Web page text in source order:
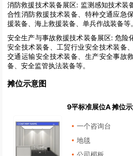
消防救援技术装备展区: 监测感知技术装
合性消防救援技术装备、特种交通应急
援装备、海上救援装备、单兵作战装备等。
安全生产与事故救援技术装备展区: 危险
安全技术装备、工贸行业安全技术装备
交通运输安全技术装备、生产安全事故
备、安全监管执法装备等。
摊位示意图
9平标准展位A 摊位
一个咨询台
地毯
公司楣板